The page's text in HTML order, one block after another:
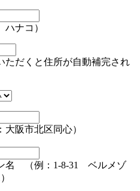
ナコ）
ただくと住所が自動補完され
阪市北区同心）
名 （例：1-8-31 ベルメゾ